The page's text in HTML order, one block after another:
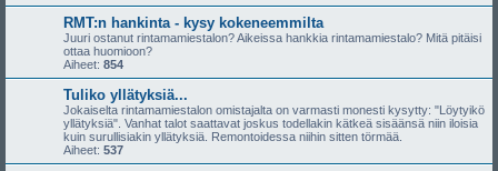
RMT:n hankinta - kysy kokeneemmilta
Juuri ostanut rintamamiestalon? Aikeissa hankkia rintamamiestalo? Mitä pitäisi
ottaa huomioon?
Aiheet: 854
Tuliko yllätyksiä...
Jokaiselta rintamamiestalon omistajalta on varmasti monesti kysytty: "Löytyikö
yllätyksiä". Vanhat talot saattavat joskus todellakin kätkeä sisäänsä niin iloisia
kuin surullisiakin yllätyksiä. Remontoidessa niihin sitten törmää.
Aiheet: 537